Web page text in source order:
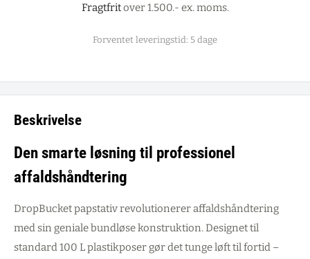
Fragtfritover 1.500.- ex. moms.
Forventet leveringstid: 5 dage
Beskrivelse
Den smarte løsning til professionel
affaldshåndtering
DropBucket papstativ revolutionerer affaldshåndtering
med sin geniale bundløse konstruktion. Designet til
standard 100 L plastikposer gør det tunge løft til fortid –